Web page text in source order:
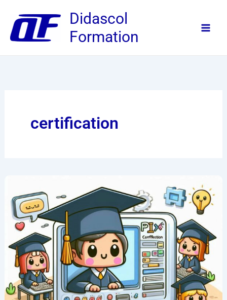
contenu
Didascol
Formation
certification